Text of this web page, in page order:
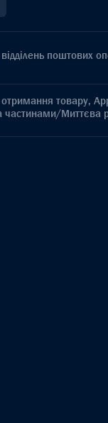
поштових
отримання товару,
частинами/Миттєва